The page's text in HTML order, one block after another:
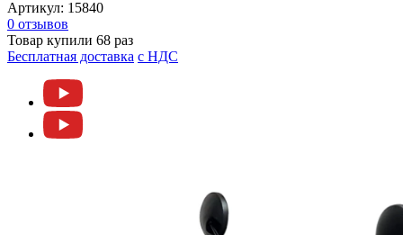
Артикул: 15840
0 отзывов
Товар купили 68 раз
Бесплатная доставка c НДС